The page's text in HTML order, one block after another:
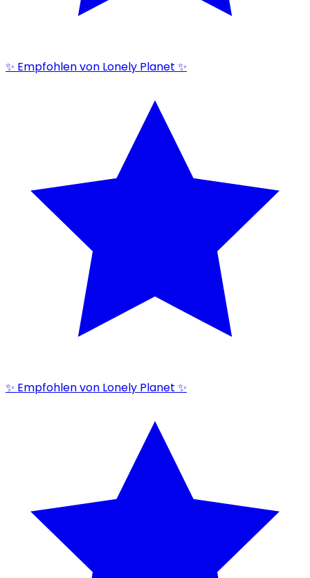
✨ Empfohlen von Lonely Planet ✨
✨ Empfohlen von Lonely Planet ✨